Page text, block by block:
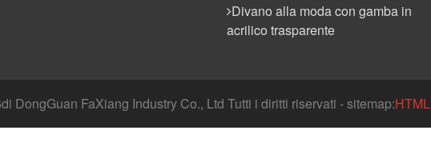
Divano alla moda con gamba in
acrilico trasparente
DongGuan FaXiang Industry Co., Ltd Tutti i diritti riservati - sitemap:HTML